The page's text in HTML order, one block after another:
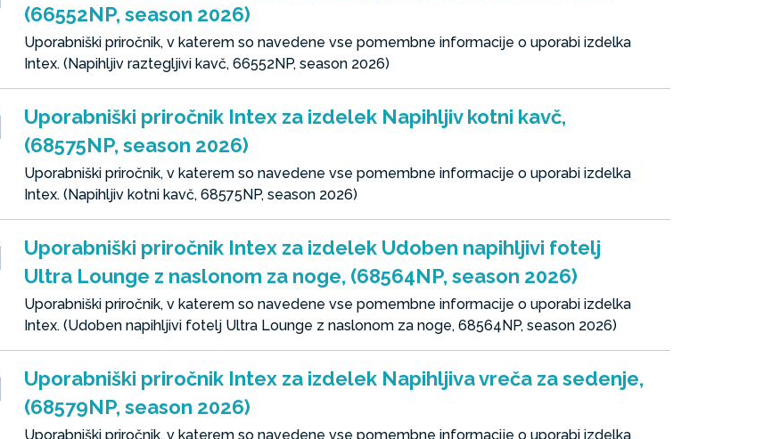
(66552NP, season 2026)
Uporabniški priročnik, v katerem so navedene vse pomembne informacije o uporabi izdelka
Intex. (Napihljiv raztegljivi kavč, 66552NP, season 2026)
Uporabniški priročnik Intex za izdelek Napihljiv kotni kavč,
(68575NP, season 2026)
Uporabniški priročnik, v katerem so navedene vse pomembne informacije o uporabi izdelka
Intex. (Napihljiv kotni kavč, 68575NP, season 2026)
Uporabniški priročnik Intex za izdelek Udoben napihljivi fotelj
Ultra Lounge z naslonom za noge, (68564NP, season 2026)
Uporabniški priročnik, v katerem so navedene vse pomembne informacije o uporabi izdelka
Intex. (Udoben napihljivi fotelj Ultra Lounge z naslonom za noge, 68564NP, season 2026)
Uporabniški priročnik Intex za izdelek Napihljiva vreča za sedenje,
(68579NP, season 2026)
Uporabniški priročnik, v katerem so navedene vse pomembne informacije o uporabi izdelka